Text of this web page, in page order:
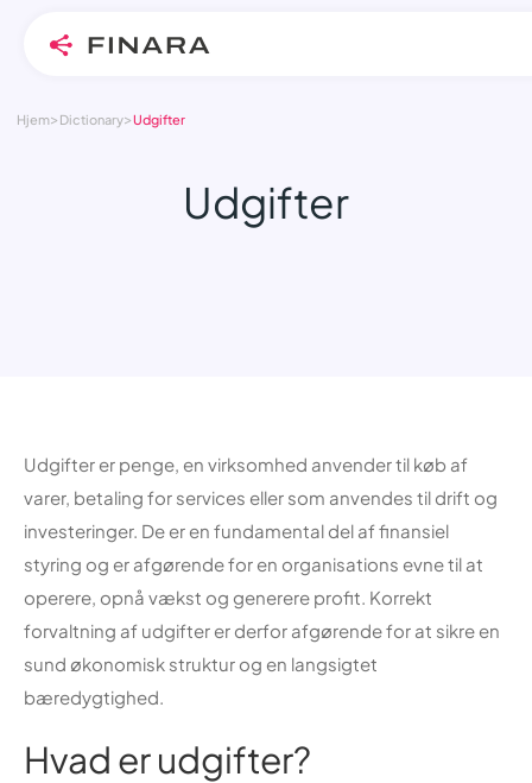
Skip
Hjem> Dictionary>Udgifter
Udgifter
Udgifter er penge, en virksomhed anvender til køb af
varer, betaling for services eller som anvendes til drift og
investeringer. De er en fundamental del af finansiel
styring og er afgørende for en organisations evne til at
operere, opnå vækst og generere profit. Korrekt
forvaltning af udgifter er derfor afgørende for at sikre en
sund økonomisk struktur og en langsigtet
bæredygtighed.
Hvad er udgifter?